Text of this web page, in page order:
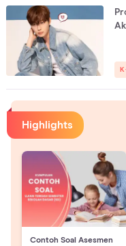
Highlights
Contoh Soal Asesmen